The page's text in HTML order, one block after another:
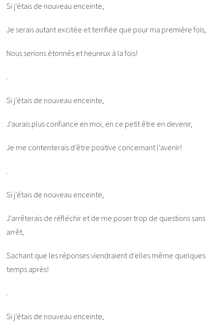
Si j’étais de nouveau enceinte,
Je serais autant excitée et terrifiée que pour ma première fois,
Nous serions étonnés et heureux à la fois!
Si j’étais de nouveau enceinte,
J’aurais plus confiance en moi, en ce petit être en devenir,
Je me contenterais d’être positive concernant l’avenir!
Si j’étais de nouveau enceinte,
J’arrêterais de réfléchir et de me poser trop de questions sans
arrêt,
Sachant que les réponses viendraient d’elles même quelques
temps après!
Si j’étais de nouveau enceinte,